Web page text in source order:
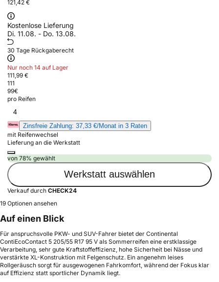
121,42 €
Kostenlose Lieferung
Di. 11.08. - Do. 13.08.
30 Tage Rückgaberecht
Nur noch 14 auf Lager
111,99 €
111
99€
pro Reifen
4
Zinsfreie Zahlung: 37,33 €/Monat in 3 Raten
mit Reifenwechsel
Lieferung an die Werkstatt
von 78% gewählt
Werkstatt auswählen
Verkauf durch CHECK24
19 Optionen ansehen
Auf einen Blick
Für anspruchsvolle PKW- und SUV-Fahrer bietet der Continental
ContiEcoContact 5 205/55 R17 95 V als Sommerreifen eine erstklassige
Verarbeitung, sehr gute Kraftstoffeffizienz, hohe Sicherheit bei Nässe und
verstärkte XL-Konstruktion mit Felgenschutz. Ein angenehm leises
Rollgeräusch sorgt für ausgewogenen Fahrkomfort, während der Fokus klar
auf Effizienz statt sportlicher Dynamik liegt.